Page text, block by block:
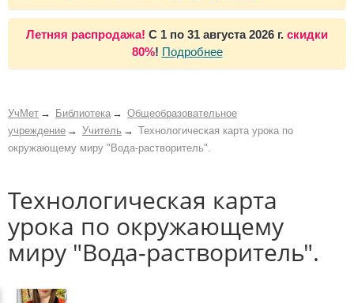
Летняя распродажа! С 1 по 31 августа 2026 г. скидки
80%! Подробнее
УчМет Библиотека
Общеобразовательное
учреждение
Учитель
Технологическая карта урока по
окружающему миру "Вода-растворитель".
Технологическая карта
урока по окружающему
миру "Вода-растворитель".